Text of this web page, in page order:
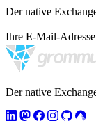
Der native
Ihre E-Mail-Adresse
Der native